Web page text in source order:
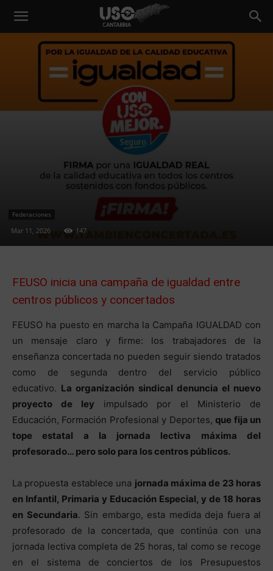
Federaciones
Mar 11, 2026 147
FEUSO inicia una campaña de igualdad entre
centros públicos y concertados
FEUSO ha puesto en marcha la Campaña IGUALDAD con
un mensaje claro y firme: los trabajadores de la
enseñanza concertada no pueden seguir siendo tratados
como de segunda dentro del servicio público
educativo. La organización sindical denuncia el nuevo
proyecto de ley impulsado por el Ministerio de
Educación, Formación Profesional y Deportes, que fija un
tope estatal a la jornada lectiva máxima del
profesorado… pero solo para los centros públicos.
La propuesta establece una jornada máxima de 23 horas
en Infantil, Primaria y Educación Especial, y de 18 horas
en Secundaria. Sin embargo, esta medida deja fuera al
profesorado de la concertada, que continúa con una
jornada lectiva completa de 25 horas, tal como se recoge
en el sistema de conciertos de los Presupuestos